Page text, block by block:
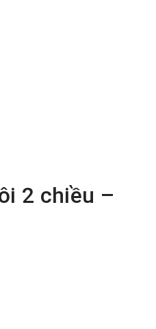
2 chiều –